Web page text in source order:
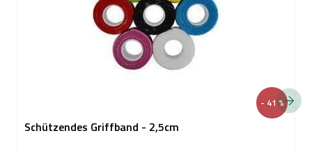
- 41 %
Schützendes Griffband - 2,5cm